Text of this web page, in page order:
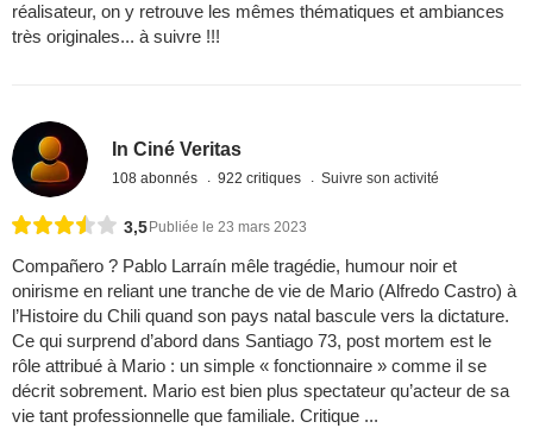
réalisateur, on y retrouve les mêmes thématiques et ambiances
très originales... à suivre !!!
In Ciné Veritas
108 abonnés 922 critiques Suivre son activité
3,5 Publiée le 23 mars 2023
Compañero ? Pablo Larraín mêle tragédie, humour noir et
onirisme en reliant une tranche de vie de Mario (Alfredo Castro) à
l’Histoire du Chili quand son pays natal bascule vers la dictature.
Ce qui surprend d’abord dans Santiago 73, post mortem est le
rôle attribué à Mario : un simple « fonctionnaire » comme il se
décrit sobrement. Mario est bien plus spectateur qu’acteur de sa
vie tant professionnelle que familiale. Critique ...